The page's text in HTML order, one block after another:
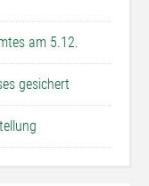
am 5.12.
gesichert